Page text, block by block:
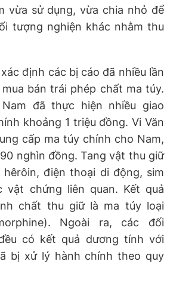
vừa sử dụng, vừa chia nhỏ để
tượng nghiện khác nhằm thu
định các bị cáo đã nhiều lần
bán trái phép chất ma túy.
đã thực hiện nhiều giao
khoảng 1 triệu đồng. Vi Văn
cấp ma túy chính cho Nam,
nghìn đồng. Tang vật thu giữ
điện thoại di động, sim
vật chứng liên quan. Kết quả
chất thu giữ là ma túy loại
Ngoài ra, các đối
có kết quả dương tính với
bị xử lý hành chính theo quy